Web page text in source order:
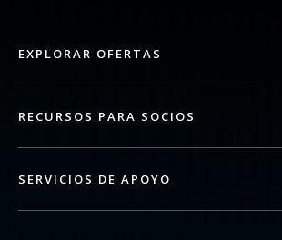
EXPLORAR OFERTAS
RECURSOS PARA SOCIOS
SERVICIOS DE APOYO